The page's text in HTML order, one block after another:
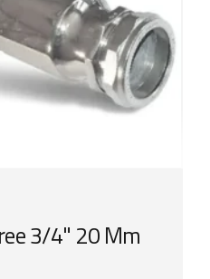
3/4" 20 Mm